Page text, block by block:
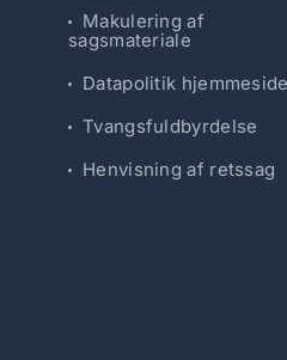
Makulering af
sagsmateriale
Datapolitik hjemmeside
Tvangsfuldbyrdelse
Henvisning af retssag